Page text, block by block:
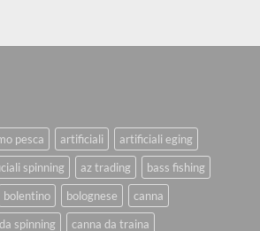
pesca artificiali
artificiali eging
spinning az trading
bass fishing
bolentino bolognese
canna
spinning canna da traina